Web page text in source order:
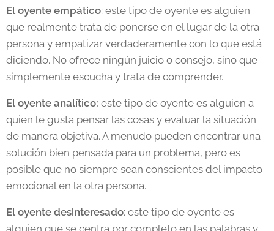
El oyente empático: este tipo de oyente es alguien
que realmente trata de ponerse en el lugar de la otra
persona y empatizar verdaderamente con lo que está
diciendo. No ofrece ningún juicio o consejo, sino que
simplemente escucha y trata de comprender.
El oyente analítico: este tipo de oyente es alguien a
quien le gusta pensar las cosas y evaluar la situación
de manera objetiva. A menudo pueden encontrar una
solución bien pensada para un problema, pero es
posible que no siempre sean conscientes del impacto
emocional en la otra persona.
El oyente desinteresado: este tipo de oyente es